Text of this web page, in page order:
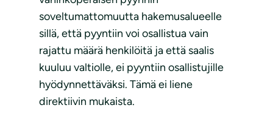
soveltumattomuutta hakemusalueelle
sillä, että pyyntiin voi osallistua vain
rajattu määrä henkilöitä ja että saalis
kuuluu valtiolle, ei pyyntiin osallistujille
hyödynnettäväksi. Tämä ei liene
direktiivin mukaista.